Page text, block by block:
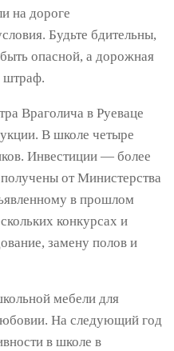
на дороге
Будьте бдительны,
опасной, а дорожная
штраф.
Враголича в Руеваце
В школе четыре
Инвестиции — более
от Министерства
в прошлом
конкурсах и
замену полов и
мебели для
На следующий год
в школе в